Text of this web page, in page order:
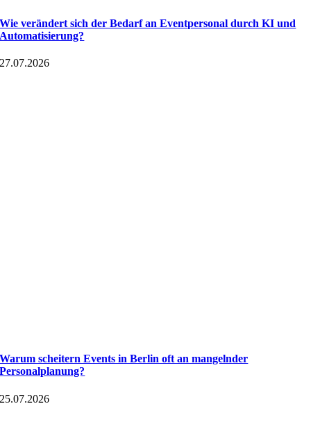
Wie verändert sich der Bedarf an Eventpersonal durch KI und
Automatisierung?
27.07.2026
Warum scheitern Events in Berlin oft an mangelnder
Personalplanung?
25.07.2026